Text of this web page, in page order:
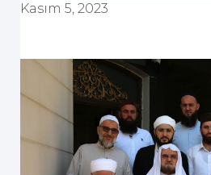
Kasım 5, 2023